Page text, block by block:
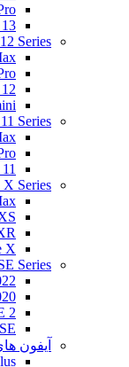
Pro
13
12 Series
Max
Pro
12
mini
11 Series
Max
Pro
11
X Series
Max
XS
XR
X
SE Series
2022
2020
SE 2
SE
آیفون های
Plus